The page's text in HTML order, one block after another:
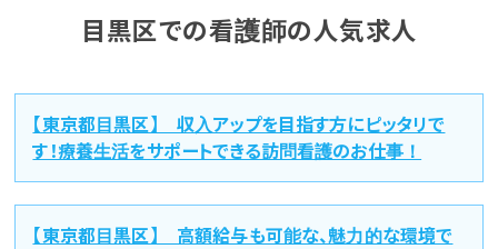
目黒区での看護師の人気求人
【東京都目黒区】 収入アップを目指す方にピッタリで
す！療養生活をサポートできる訪問看護のお仕事！
【東京都目黒区】 高額給与も可能な、魅力的な環境で